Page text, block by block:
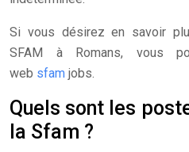
Si vous désirez en savoir
SFAM à Romans, vous
web sfam jobs.
Quels sont les
la Sfam ?